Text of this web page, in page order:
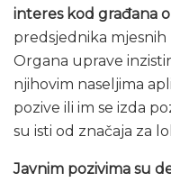
interes kod građana
predsjednika mjesnih
Organa uprave
njihovim naseljima
pozive ili im se izda
su isti od značaja za
Javnim pozivima su